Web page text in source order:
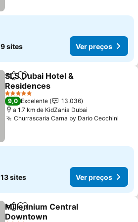
9 sites Ver preços
PartilharAdicionar aos favoritos
SLS Dubai Hotel &
Residences
5 Estrelas
9,0 Excelente
13.036
a 1.7 km de KidZania Dubai
Churrascaria Carna by Dario Cecchini
13 sites Ver preços
PartilharAdicionar aos favoritos
Millennium Central
Downtown